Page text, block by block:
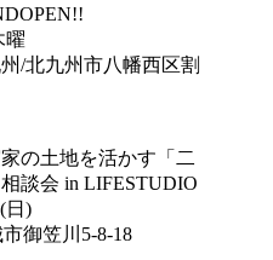
曜
/北九州市八幡西区割
の土地を活かす「二
談会 in LIFESTUDIO
日)
御笠川5-8-18